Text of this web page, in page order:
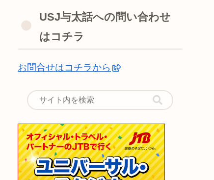
USJ与太話への問い合わせ
はコチラ
お問合せはコチラから